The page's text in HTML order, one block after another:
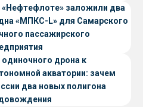
с малой осадкой
«Нефтефлоте» заложили два
«МПКС-L» для Самарского
пассажирского
одиночного дрона к
акватории: зачем
два новых полигона